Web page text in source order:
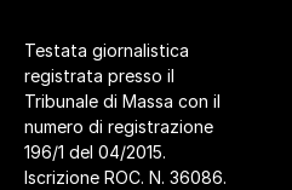
Testata giornalistica
registrata presso il
Tribunale di Massa con il
numero di registrazione
196/1 del 04/2015.
Iscrizione ROC. N. 36086.